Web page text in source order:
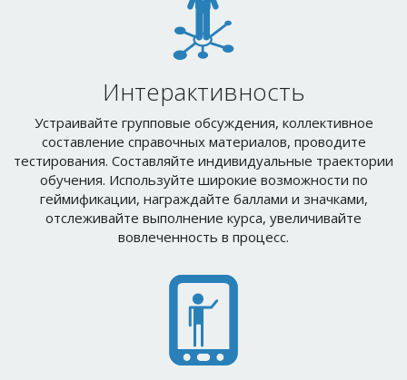
Интерактивность
Устраивайте групповые обсуждения, коллективное
составление справочных материалов, проводите
тестирования. Составляйте индивидуальные траектории
обучения. Используйте широкие возможности по
геймификации, награждайте баллами и значками,
отслеживайте выполнение курса, увеличивайте
вовлеченность в процесс.
Доступность и коммуникация